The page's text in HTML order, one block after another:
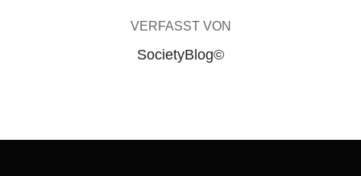
VERFASST VON
SocietyBlog©